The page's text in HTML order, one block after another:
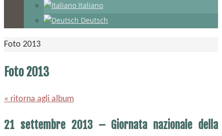
Italiano
Deutsch
Home
Foto 2013
Foto 2013
« ritorna agli album
21 settembre 2013 – Giornata nazionale della